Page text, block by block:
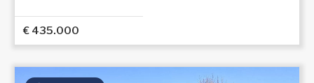
€ 435.000